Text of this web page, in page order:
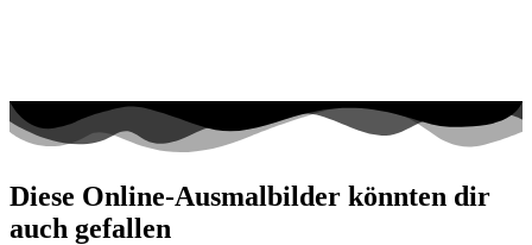
Diese Online-Ausmalbilder könnten dir
auch gefallen